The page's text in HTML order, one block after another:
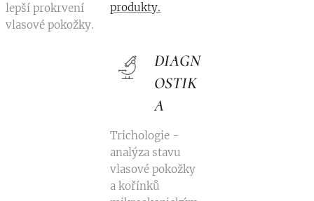
lepší prokrvení
vlasové pokožky.
produkty.
DIAGN
OSTIK
A
Trichologie -
analýza stavu
vlasové pokožky
a kořínků